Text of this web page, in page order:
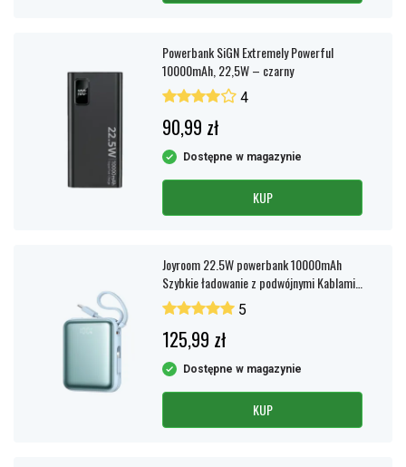
Powerbank SiGN Extremely Powerful
10000mAh, 22,5W – czarny
4
90,99 zł
Dostępne w magazynie
KUP
Joyroom 22.5W powerbank 10000mAh
Szybkie ładowanie z podwójnymi Kablami -
Niebieski
5
125,99 zł
Dostępne w magazynie
KUP